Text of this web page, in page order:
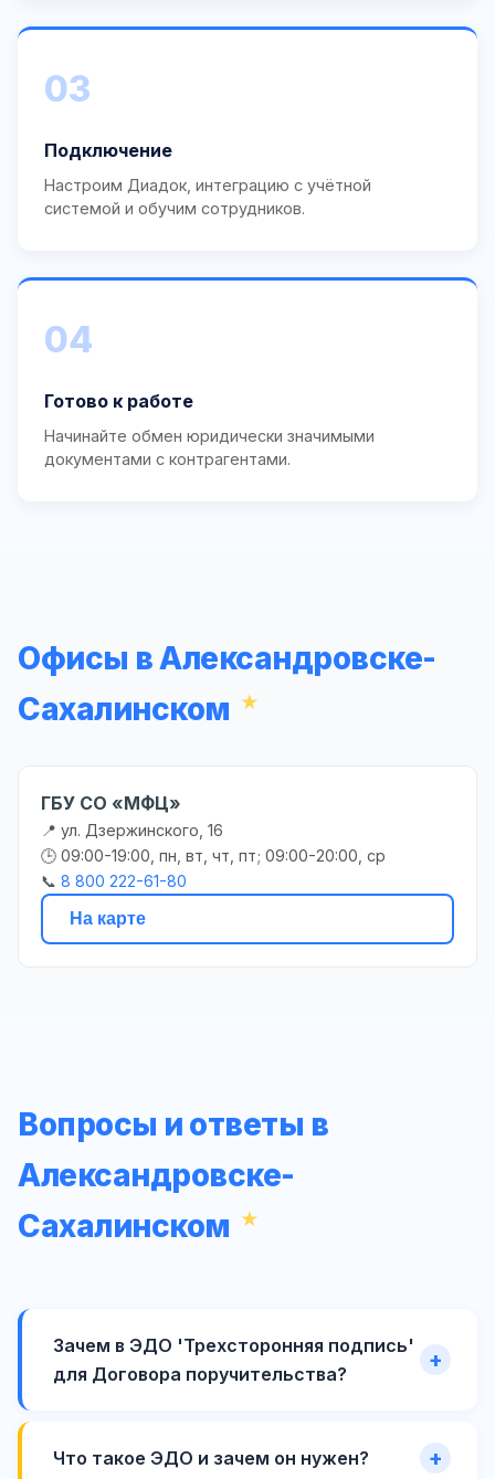
03
Подключение
Настроим Диадок, интеграцию с учётной
системой и обучим сотрудников.
04
Готово к работе
Начинайте обмен юридически значимыми
документами с контрагентами.
Офисы в Александровске-
Сахалинском
ГБУ СО «МФЦ»
📍 ул. Дзержинского, 16
🕒 09:00-19:00, пн, вт, чт, пт; 09:00-20:00, ср
📞 8 800 222-61-80
На карте
Вопросы и ответы в
Александровске-
Сахалинском
Зачем в ЭДО 'Трехсторонняя подпись'
для Договора поручительства?
Что такое ЭДО и зачем он нужен?